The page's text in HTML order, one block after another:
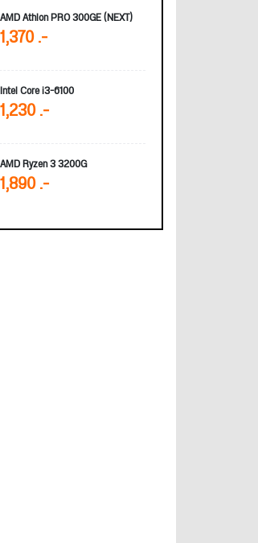
AMD Athlon PRO 300GE (NEXT)
1,370 .-
Intel Core i3-6100
1,230 .-
AMD Ryzen 3 3200G
1,890 .-